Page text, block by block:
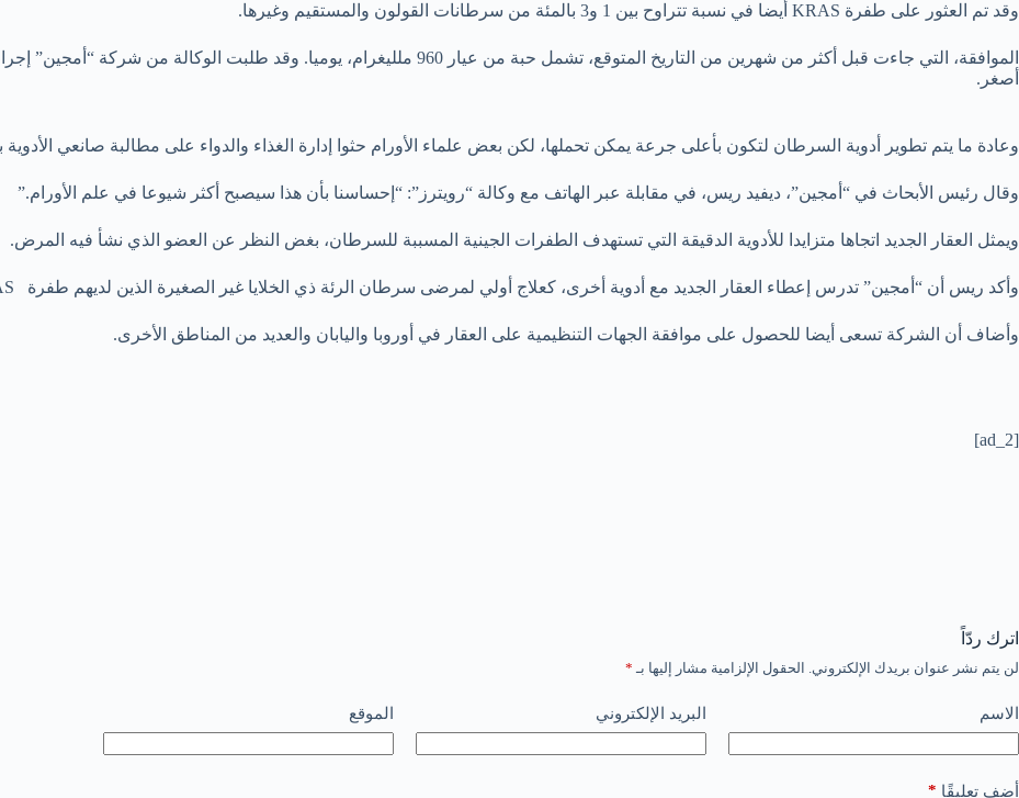
وقد تم العثور على طفرة KRAS أيضا في نسبة تتراوح بين 1 و3 بالمئة من سرطانات القولون والمستقيم وغيرها.
الموافقة، التي جاءت قبل أكثر من شهرين من التاريخ المتوقع، تشمل حبة من عيار 960 ملليغرام،
أصغر.
وعادة ما يتم تطوير أدوية السرطان لتكون بأعلى جرعة يمكن تحملها، لكن بعض علماء الأورام حثوا إدارة الغذاء والدواء على مطالبة صانعي
وقال رئيس الأبحاث في “أمجين”، ديفيد ريس، في مقابلة عبر الهاتف مع وكالة “رويترز”: “إحساسنا بأن هذا سيصبح أكثر شيوعا في علم الأورام.”
ويمثل العقار الجديد اتجاها متزايدا للأدوية الدقيقة التي تستهدف الطفرات الجينية المسببة للسرطان، بغض النظر عن العضو الذي نشأ فيه المرض.
وأكد ريس أن “أمجين” تدرس إعطاء العقار الجديد مع أدوية أخرى، كعلاج أولي لمرضى سرطان الرئة ذي الخلايا غير الصغيرة الذين لديهم طفرة KRASوكذلك لعلاج أنواع أخرى من السرطان.
وأضاف أن الشركة تسعى أيضا للحصول على موافقة الجهات التنظيمية على العقار في أوروبا واليابان والعديد من المناطق الأخرى.
[ad_2]
اترك ردّاً
لن يتم نشر عنوان بريدك الإلكتروني. الحقول الإلزامية مشار إليها بـ *
الاسم البريد الإلكتروني الموقع
أضف تعليقًا *